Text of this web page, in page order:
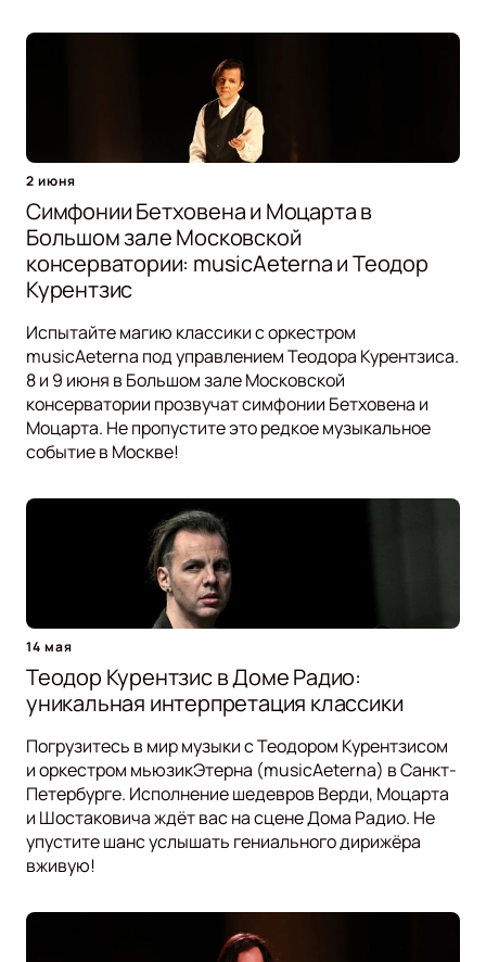
2 июня
Симфонии Бетховена и Моцарта в
Большом зале Московской
консерватории: musicAeterna и Теодор
Курентзис
Испытайте магию классики с оркестром
musicAeterna под управлением Теодора Курентзиса.
8 и 9 июня в Большом зале Московской
консерватории прозвучат симфонии Бетховена и
Моцарта. Не пропустите это редкое музыкальное
событие в Москве!
14 мая
Теодор Курентзис в Доме Радио:
уникальная интерпретация классики
Погрузитесь в мир музыки с Теодором Курентзисом
и оркестром мьюзикЭтерна (musicAeterna) в Санкт-
Петербурге. Исполнение шедевров Верди, Моцарта
и Шостаковича ждёт вас на сцене Дома Радио. Не
упустите шанс услышать гениального дирижёра
вживую!